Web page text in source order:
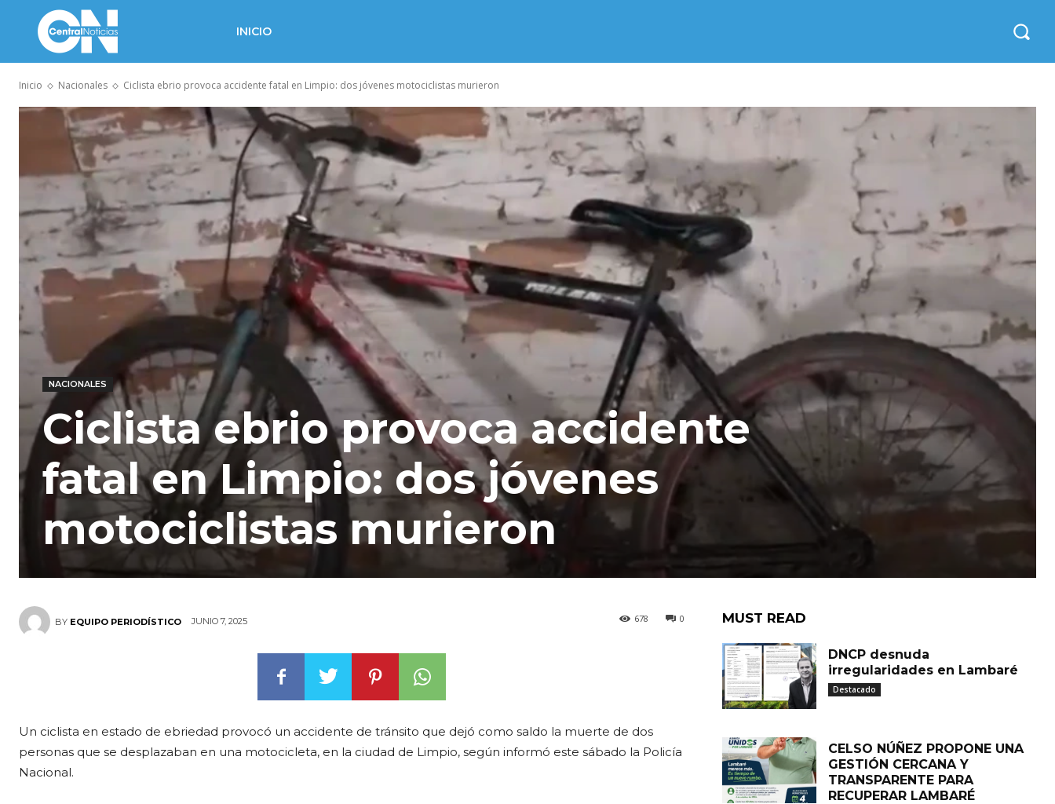
INICIO
Inicio Nacionales Ciclista ebrio provoca accidente fatal en Limpio: dos jóvenes motociclistas murieron
NACIONALES
Ciclista ebrio provoca accidente
fatal en Limpio: dos jóvenes
motociclistas murieron
BY EQUIPO PERIODÍSTICO JUNIO 7, 2025 0
678
Un ciclista en estado de ebriedad provocó un accidente de tránsito que dejó como saldo la muerte de dos
personas que se desplazaban en una motocicleta, en la ciudad de Limpio, según informó este sábado la Policía
Nacional.
MUST READ
DNCP desnuda
irregularidades en Lambaré
Destacado
CELSO NÚÑEZ PROPONE UNA
GESTIÓN CERCANA Y
TRANSPARENTE PARA
RECUPERAR LAMBARÉ